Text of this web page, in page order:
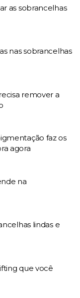
as sobrancelhas
nas sobrancelhas
remover a
faz os
agora
na
lindas e
que você